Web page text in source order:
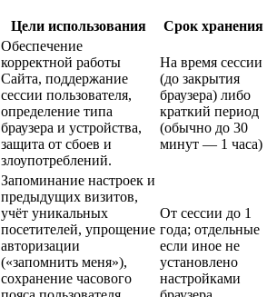
Цели использования Срок хранения
Обеспечение
корректной работы
Сайта, поддержание
сессии пользователя,
определение типа
браузера и устройства,
защита от сбоев и
злоупотреблений.
На время сессии
(до закрытия
браузера) либо
краткий период
(обычно до 30
минут — 1 часа)
Запоминание настроек и
предыдущих визитов,
учёт уникальных
посетителей, упрощение
авторизации
(«запомнить меня»),
сохранение часового
От сессии до 1
года; отдельные
если иное не
установлено
настройками